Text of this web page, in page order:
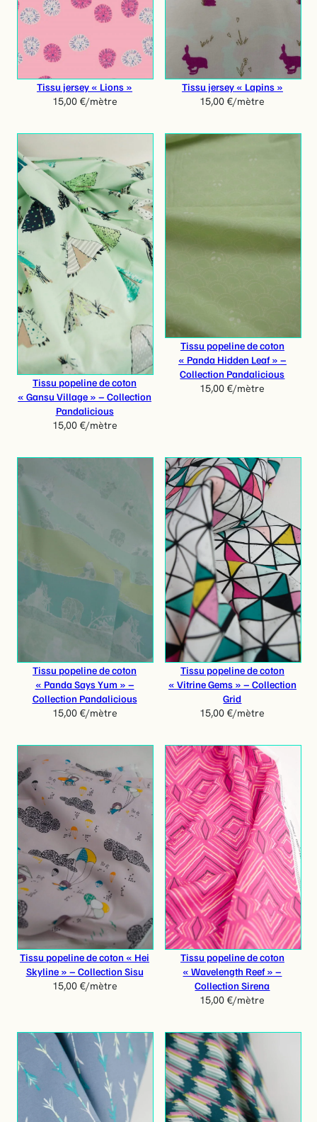
Tissu jersey « Lions »
15,00 €/mètre
Tissu jersey « Lapins »
15,00€/mètre
Tissu popeline de coton
« Gansu Village » – Collection
Pandalicious
15,00 €/mètre
Tissu popeline de coton
« Panda Hidden Leaf » –
Collection Pandalicious
15,00€/mètre
Tissu popeline de coton
« Panda Says Yum » –
Collection Pandalicious
15,00 €/mètre
Tissu popeline de coton
« Vitrine Gems » – Collection
Grid
15,00€/mètre
Tissu popeline de coton « Hei
Skyline » – Collection Sisu
15,00 €/mètre
Tissu popeline de coton
« Wavelength Reef » –
Collection Sirena
15,00€/mètre